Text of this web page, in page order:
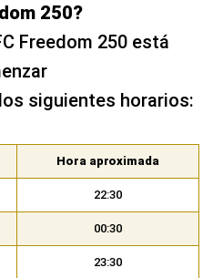
250?
Freedom 250 está
siguientes horarios:
Hora aproximada
22:30
00:30
23:30